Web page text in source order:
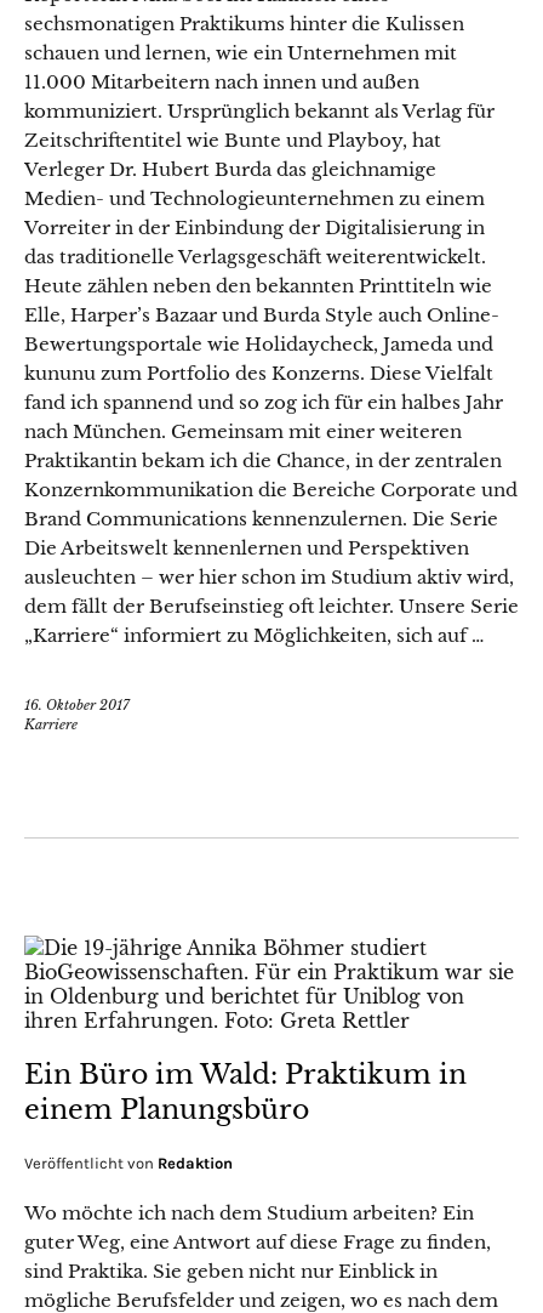
sechsmonatigen Praktikums hinter die Kulissen
schauen und lernen, wie ein Unternehmen mit
11.000 Mitarbeitern nach innen und außen
kommuniziert. Ursprünglich bekannt als Verlag für
Zeitschriftentitel wie Bunte und Playboy, hat
Verleger Dr. Hubert Burda das gleichnamige
Medien- und Technologieunternehmen zu einem
Vorreiter in der Einbindung der Digitalisierung in
das traditionelle Verlagsgeschäft weiterentwickelt.
Heute zählen neben den bekannten Printtiteln wie
Elle, Harper’s Bazaar und Burda Style auch Online-
Bewertungsportale wie Holidaycheck, Jameda und
kununu zum Portfolio des Konzerns. Diese Vielfalt
fand ich spannend und so zog ich für ein halbes Jahr
nach München. Gemeinsam mit einer weiteren
Praktikantin bekam ich die Chance, in der zentralen
Konzernkommunikation die Bereiche Corporate und
Brand Communications kennenzulernen. Die Serie
Die Arbeitswelt kennenlernen und Perspektiven
ausleuchten – wer hier schon im Studium aktiv wird,
dem fällt der Berufseinstieg oft leichter. Unsere Serie
„Karriere“ informiert zu Möglichkeiten, sich auf …
16. Oktober 2017
Karriere
Ein Büro im Wald: Praktikum in
einem Planungsbüro
Veröffentlicht von Redaktion
Wo möchte ich nach dem Studium arbeiten? Ein
guter Weg, eine Antwort auf diese Frage zu finden,
sind Praktika. Sie geben nicht nur Einblick in
mögliche Berufsfelder und zeigen, wo es nach dem